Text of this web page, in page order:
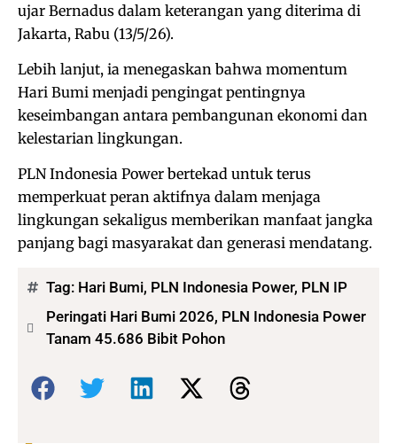
ujar Bernadus dalam keterangan yang diterima di
Jakarta, Rabu (13/5/26).
Lebih lanjut, ia menegaskan bahwa momentum
Hari Bumi menjadi pengingat pentingnya
keseimbangan antara pembangunan ekonomi dan
kelestarian lingkungan.
PLN Indonesia Power bertekad untuk terus
memperkuat peran aktifnya dalam menjaga
lingkungan sekaligus memberikan manfaat jangka
panjang bagi masyarakat dan generasi mendatang.
Tag: Hari Bumi, PLN Indonesia Power, PLN IP
Peringati Hari Bumi 2026, PLN Indonesia Power
Tanam 45.686 Bibit Pohon
Bagikan: